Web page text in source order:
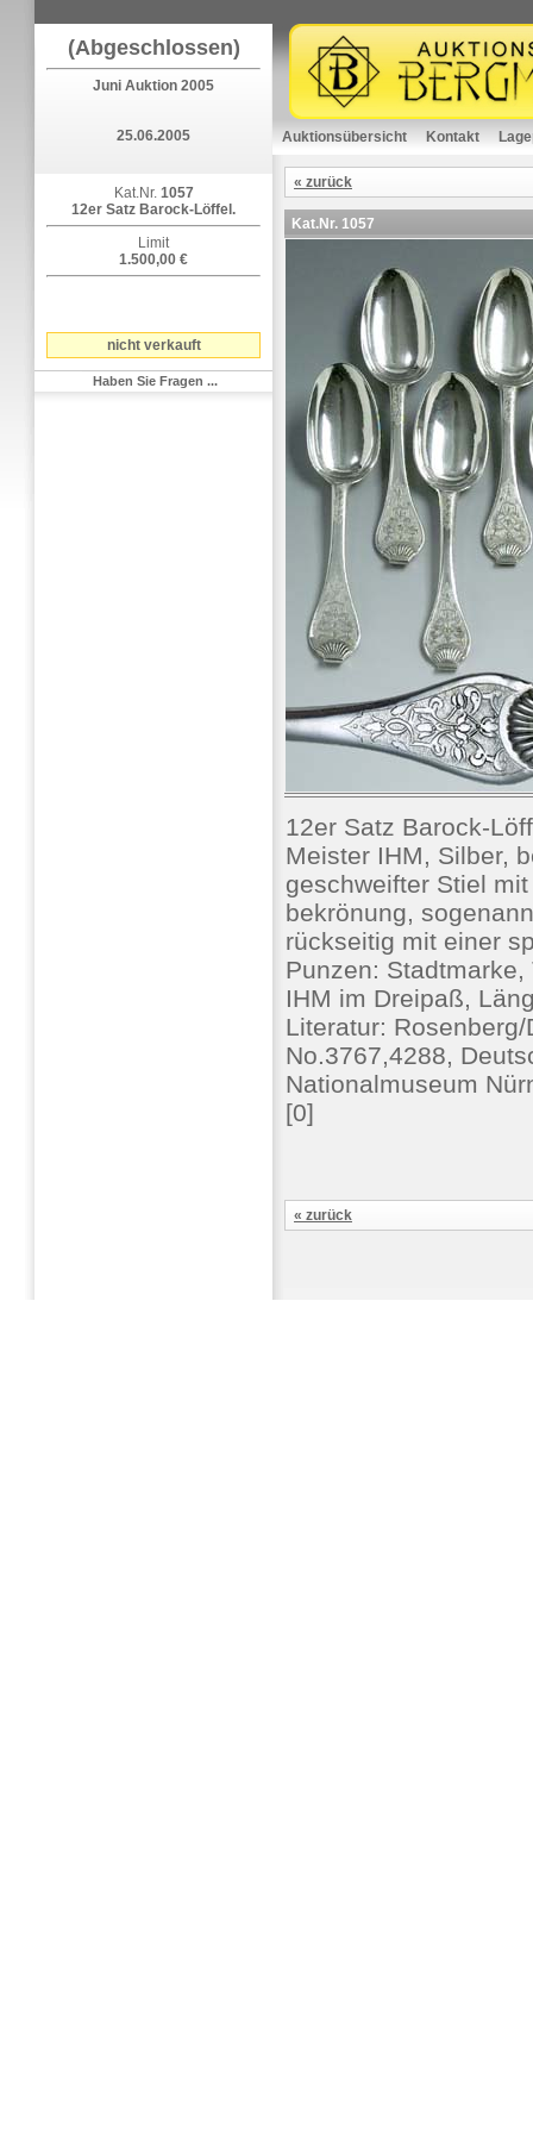
(Abgeschlossen)
Juni Auktion 2005
25.06.2005
Kat.Nr. 1057
12er Satz Barock-Löffel.
Limit
1.500,00 €
nicht verkauft
Haben Sie Fragen ...
Auktionsübersicht Kontakt
« zurück
Kat.Nr. 1057
12er Satz Barock-
Meister IHM, Silber,
geschweifter Stiel
bekrönung,
rückseitig mit einer
Punzen:
IHM im Dreipaß,
Literatur:
No.3767,4288,
Nationalmuseum
[0]
« zurück